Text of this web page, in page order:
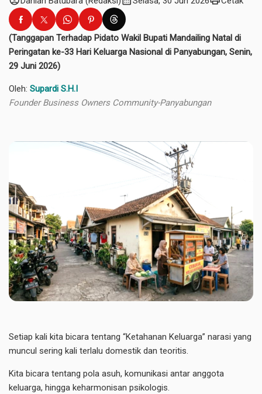
(Tanggapan Terhadap Pidato Wakil Bupati Mandailing Natal di
Peringatan ke-33 Hari Keluarga Nasional di Panyabungan, Senin,
29 Juni 2026)
Oleh: Supardi S.H.I
Founder Business Owners Community-Panyabungan
​Setiap kali kita bicara tentang “Ketahanan Keluarga” narasi yang
muncul sering kali terlalu domestik dan teoritis.
Kita bicara tentang pola asuh, komunikasi antar anggota
keluarga, hingga keharmonisan psikologis.